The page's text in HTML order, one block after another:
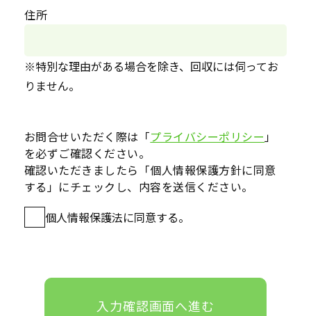
住所
※特別な理由がある場合を除き、回収には伺ってお
りません。
お問合せいただく際は「プライバシーポリシー」
を必ずご確認ください。
確認いただきましたら「個人情報保護方針に同意
する」にチェックし、内容を送信ください。
個人情報保護法に同意する。
入力確認画面へ進む